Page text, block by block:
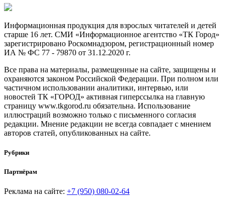
Информационная продукция для взрослых читателей и детей
старше 16 лет. СМИ «Информационное агентство «ТК Город»
зарегистрировано Роскомнадзором, регистрационный номер
ИА № ФС 77 - 79870 от 31.12.2020 г.
Все права на материалы, размещенные на сайте, защищены и
охраняются законом Российской Федерации. При полном или
частичном использовании аналитики, интервью, или
новостей ТК «ГОРОД» активная гиперссылка на главную
страницу www.tkgorod.ru обязательна. Использование
иллюстраций возможно только с письменного согласия
редакции. Мнение редакции не всегда совпадает с мнением
авторов статей, опубликованных на сайте.
Рубрики
Партнёрам
Реклама на сайте: +7 (950) 080-02-64